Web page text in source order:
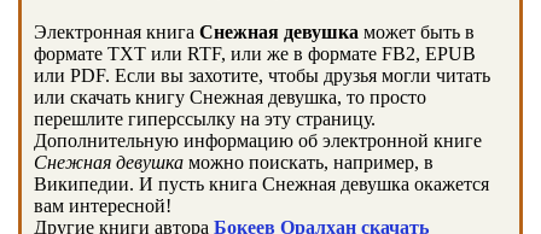
Электронная книга Снежная девушка может быть в
формате TXT или RTF, или же в формате FB2, EPUB
или PDF. Если вы захотите, чтобы друзья могли читать
или скачать книгу Снежная девушка, то просто
перешлите гиперссылку на эту страницу.
Дополнительную информацию об электронной книге
Снежная девушка можно поискать, например, в
Википедии. И пусть книга Снежная девушка окажется
вам интересной!
Другие книги автора Бокеев Оралхан скачать